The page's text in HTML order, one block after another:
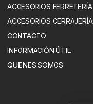
ACCESORIOS FERRETERÍA
ACCESORIOS CERRAJERÍA
CONTACTO
INFORMACIÓN ÚTIL
QUIENES SOMOS